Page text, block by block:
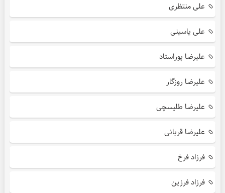
علی منتظری
علی یاسینی
علیرضا پوراستاد
علیرضا روزگار
علیرضا طلیسچی
علیرضا قربانی
فرزاد فرخ
فرزاد فرزین